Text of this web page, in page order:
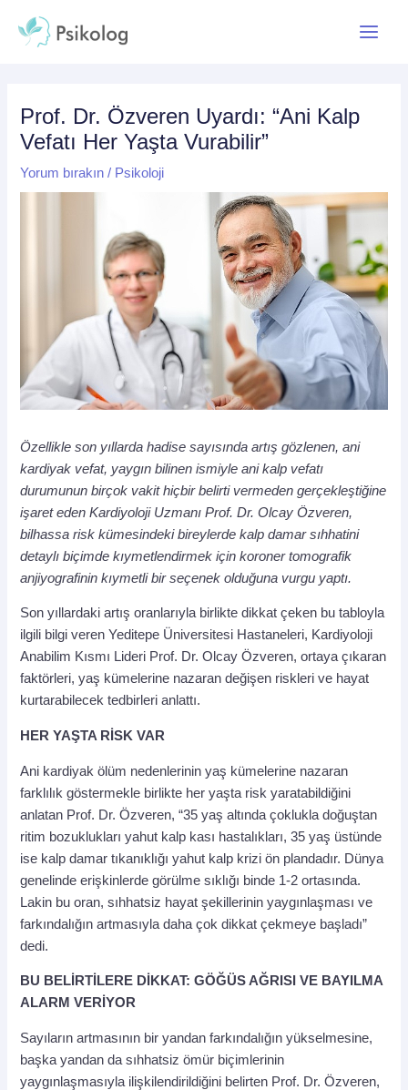
atla
Prof. Dr. Özveren Uyardı: “Ani Kalp
Vefatı Her Yaşta Vurabilir”
Yorum bırakın / Psikoloji
Özellikle son yıllarda hadise sayısında artış gözlenen, ani
kardiyak vefat, yaygın bilinen ismiyle ani kalp vefatı
durumunun birçok vakit hiçbir belirti vermeden gerçekleştiğine
işaret eden Kardiyoloji Uzmanı Prof. Dr. Olcay Özveren,
bilhassa risk kümesindeki bireylerde kalp damar sıhhatini
detaylı biçimde kıymetlendirmek için koroner tomografik
anjiyografinin kıymetli bir seçenek olduğuna vurgu yaptı.
Son yıllardaki artış oranlarıyla birlikte dikkat çeken bu tabloyla
ilgili bilgi veren Yeditepe Üniversitesi Hastaneleri, Kardiyoloji
Anabilim Kısmı Lideri Prof. Dr. Olcay Özveren, ortaya çıkaran
faktörleri, yaş kümelerine nazaran değişen riskleri ve hayat
kurtarabilecek tedbirleri anlattı.
HER YAŞTA RİSK VAR
Ani kardiyak ölüm nedenlerinin yaş kümelerine nazaran
farklılık göstermekle birlikte her yaşta risk yaratabildiğini
anlatan Prof. Dr. Özveren, “35 yaş altında çoklukla doğuştan
ritim bozuklukları yahut kalp kası hastalıkları, 35 yaş üstünde
ise kalp damar tıkanıklığı yahut kalp krizi ön plandadır. Dünya
genelinde erişkinlerde görülme sıklığı binde 1-2 ortasında.
Lakin bu oran, sıhhatsiz hayat şekillerinin yaygınlaşması ve
farkındalığın artmasıyla daha çok dikkat çekmeye başladı”
dedi.
BU BELİRTİLERE DİKKAT: GÖĞÜS AĞRISI VE BAYILMA
ALARM VERİYOR
Sayıların artmasının bir yandan farkındalığın yükselmesine,
başka yandan da sıhhatsiz ömür biçimlerinin
yaygınlaşmasıyla ilişkilendirildiğini belirten Prof. Dr. Özveren,
dolaşımı